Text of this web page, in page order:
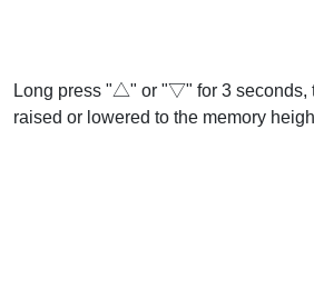
Long press "△" or "▽" for 3 seconds,
raised or lowered to the memory